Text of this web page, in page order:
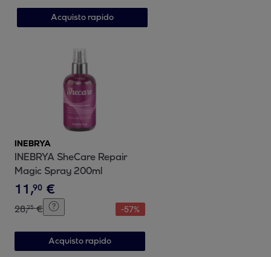
Acquisto rapido
INEBRYA
INEBRYA SheCare Repair
Magic Spray 200ml
11,90 €
28,25 € -57%
Acquisto rapido